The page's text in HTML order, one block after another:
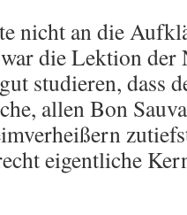
nicht an die
die Lektion der
studieren, dass
allen Bon
eigentliche